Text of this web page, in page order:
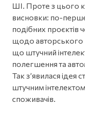
ШІ. Проте з цього
висновки: по-
подібних проєктів
щодо авторського
що штучний
полегшення та
Так з’явилася ідея
штучним
споживачів.